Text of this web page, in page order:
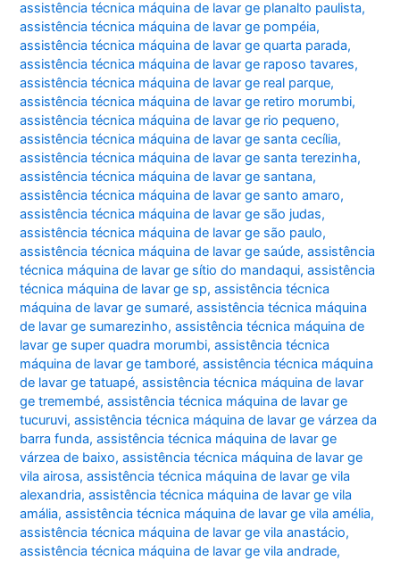
assistência técnica máquina de lavar ge planalto paulista,
assistência técnica máquina de lavar ge pompéia,
assistência técnica máquina de lavar ge quarta parada,
assistência técnica máquina de lavar ge raposo tavares,
assistência técnica máquina de lavar ge real parque,
assistência técnica máquina de lavar ge retiro morumbi,
assistência técnica máquina de lavar ge rio pequeno,
assistência técnica máquina de lavar ge santa cecília,
assistência técnica máquina de lavar ge santa terezinha,
assistência técnica máquina de lavar ge santana,
assistência técnica máquina de lavar ge santo amaro,
assistência técnica máquina de lavar ge são judas,
assistência técnica máquina de lavar ge são paulo,
assistência técnica máquina de lavar ge saúde,assistência
técnica máquina de lavar ge sítio do mandaqui,assistência
técnica máquina de lavar ge sp,assistência técnica
máquina de lavar ge sumaré,assistência técnica máquina
de lavar ge sumarezinho,assistência técnica máquina de
lavar ge super quadra morumbi,assistência técnica
máquina de lavar ge tamboré,assistência técnica máquina
de lavar ge tatuapé,assistência técnica máquina de lavar
ge tremembé,assistência técnica máquina de lavar ge
tucuruvi,assistência técnica máquina de lavar ge várzea da
barra funda,assistência técnica máquina de lavar ge
várzea de baixo,assistência técnica máquina de lavar ge
vila airosa,assistência técnica máquina de lavar ge vila
alexandria,assistência técnica máquina de lavar ge vila
amália,assistência técnica máquina de lavar ge vila amélia,
assistência técnica máquina de lavar ge vila anastácio,
assistência técnica máquina de lavar ge vila andrade,